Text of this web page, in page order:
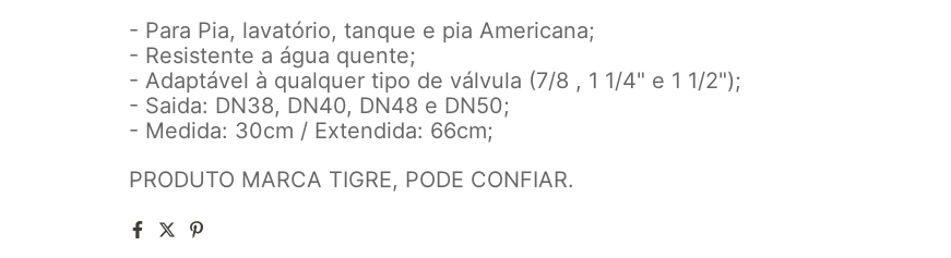
- Para Pia, lavatório, tanque e pia Americana;
- Resistente a água quente;
- Adaptável à qualquer tipo de válvula (7/8 , 1 1/4" e 1 1/2");
- Saida: DN38, DN40, DN48 e DN50;
- Medida: 30cm / Extendida: 66cm;
PRODUTO MARCA TIGRE, PODE CONFIAR.